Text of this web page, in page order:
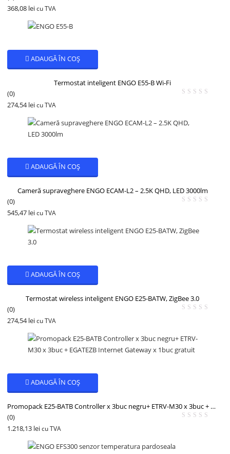
368,08 lei cu TVA
ADAUGĂ ÎN COȘ
Termostat inteligent ENGO E55-B Wi-Fi
(0)
274,54lei cu TVA
ADAUGĂ ÎN COȘ
Cameră supraveghere ENGO ECAM-L2 – 2.5K QHD, LED 3000lm
(0)
545,47 lei cu TVA
ADAUGĂ ÎN COȘ
Termostat wireless inteligent ENGO E25-BATW, ZigBee 3.0
(0)
274,54lei cu TVA
ADAUGĂ ÎN COȘ
Promopack E25-BATB Controller x 3buc negru+ ETRV-M30 x 3buc + EGATEZB Internet Gateway x 1buc gratuit
(0)
1.218,13 lei cu TVA